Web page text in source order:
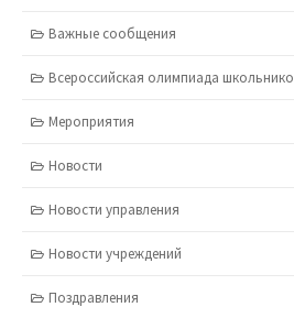
Важные сообщения
Всероссийская олимпиада
Мероприятия
Новости
Новости управления
Новости учреждений
Поздравления